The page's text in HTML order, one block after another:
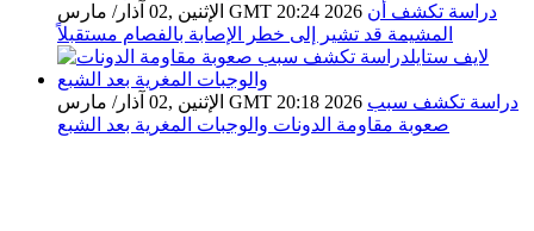
الإثنين ,02 آذار/ مارس GMT 20:24 2026 دراسة تكشف أن
المشيمة قد تشير إلى خطر الإصابة بالفصام مستقبلاً
الإثنين ,02 آذار/ مارس GMT 20:18 2026 دراسة تكشف سبب
صعوبة مقاومة الدونات والوجبات المغرية بعد الشبع